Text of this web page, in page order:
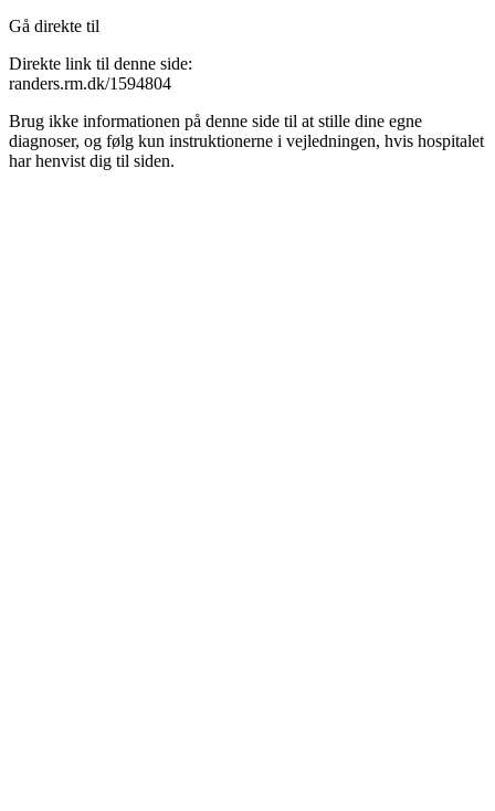
Gå direkte til
Direkte link til denne side:
randers.rm.dk/1594804
Brug ikke informationen på denne side til at stille dine egne
diagnoser, og følg kun instruktionerne i vejledningen, hvis hospitalet
har henvist dig til siden.